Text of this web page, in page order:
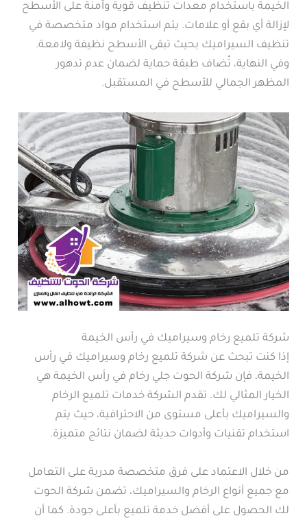
الخيمة باستخدام معدات تنظيف قوية وآمنة على الأسطح
لإزالة أي بقع أو علامات. يتم استخدام مواد متخصصة في
تنظيف السيراميك بحيث تبقى الأسطح نظيفة ولامعة.
وفي النهاية، تُضاف طبقة حماية لضمان عدم تدهور
المظهر الجمالي للأسطح في المستقبل.
شركة تلميع رخام وسيراميك في رأس الخيمة
إذا كنت تبحث عن شركة تلميع رخام وسيراميك في رأس
الخيمة، فإن شركة الحوت جلي رخام في رأس الخيمة هي
الخيار المثالي لك. تقدم الشركة خدمات تلميع الرخام
والسيراميك بأعلى مستوى من الاحترافية، حيث يتم
استخدام تقنيات وأدوات حديثة لضمان نتائج متميزة.
من خلال الاعتماد على فرق متخصصة مدربة على التعامل
مع جميع أنواع الرخام والسيراميك، تضمن شركة الحوت
لك الحصول على أفضل خدمة تلميع بأعلى جودة. كما أن